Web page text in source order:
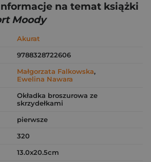
na temat książki
Moody
Akurat
9788328722606
Małgorzata Falkowska,
Ewelina Nawara
Okładka broszurowa ze
skrzydełkami
pierwsze
320
13.0x20.5cm